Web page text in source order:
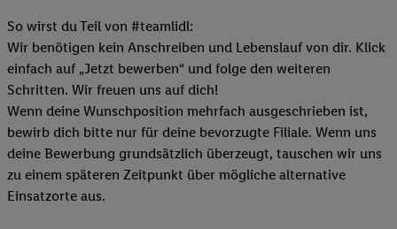
So wirst du Teil von #teamlidl:
Wir benötigen kein Anschreiben und Lebenslauf von dir. Klick
einfach auf „Jetzt bewerben“ und folge den weiteren
Schritten. Wir freuen uns auf dich!
Wenn deine Wunschposition mehrfach ausgeschrieben ist,
bewirb dich bitte nur für deine bevorzugte Filiale. Wenn uns
deine Bewerbung grundsätzlich überzeugt, tauschen wir uns
zu einem späteren Zeitpunkt über mögliche alternative
Einsatzorte aus.